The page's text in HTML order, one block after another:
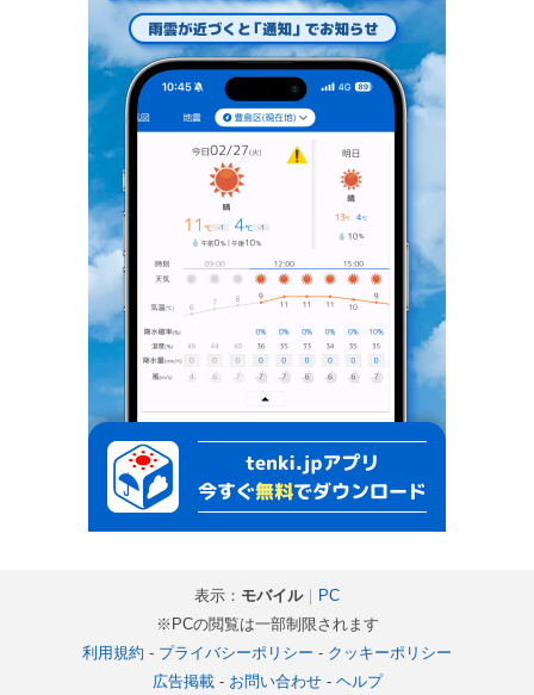
表示： モバイル｜ PC
※PCの閲覧は一部制限されます
利用規約 - プライバシーポリシー - クッキーポリシー
広告掲載- お問い合わせ- ヘルプ